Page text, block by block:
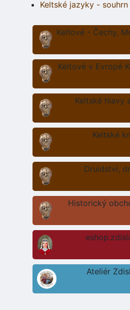
Keltské jazyky - souhrn
Keltové - Čechy,
Keltové v Evropě
Keltské hlavy
Keltské
Druidství,
Historický
Ateliér